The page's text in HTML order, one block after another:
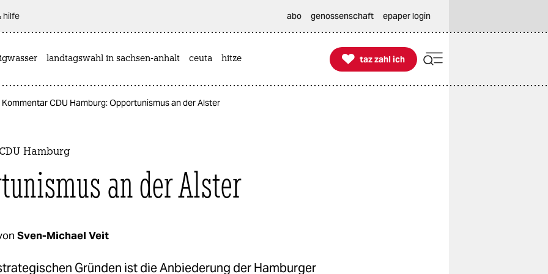
hilfe abo genossenschaft epaper login
landtagswahl in sachsen-anhalt ceuta hitze 
taz zahl ich
taz zahl ich
Kommentar CDU Hamburg: Opportunismus an der Alster
Hamburg
an der Alster
Sven-Michael Veit
Gründen ist die Anbiederung der Hamburger